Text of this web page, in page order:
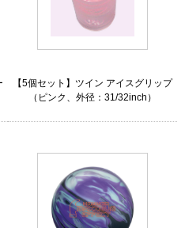
【5個セット】ツイン アイスグリップ
（ピンク、外径：31/32inch）